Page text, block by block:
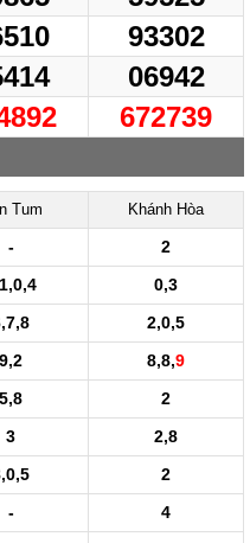
93302
06942
672739
Tum Khánh Hòa
-
2
0,3
2,0,5
9,2 8,8,9
5,8
2
3
2,8
2
-
4